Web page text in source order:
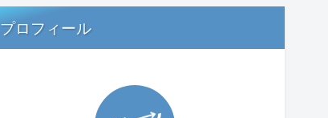
プロフィール